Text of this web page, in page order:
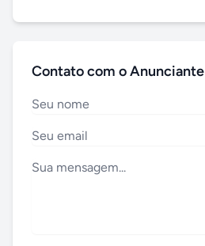
Contato com o Anunciante